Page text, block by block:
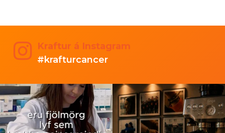
Kraftur á Instagram
#krafturcancer